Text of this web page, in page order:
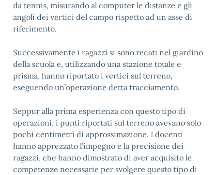
da tennis, misurando al computer le distanze e gli
angoli dei vertici del campo rispetto ad un asse di
riferimento.
Successivamente i ragazzi si sono recati nel giardino
della scuola e, utilizzando una stazione totale e
prisma, hanno riportato i vertici sul terreno,
eseguendo un’operazione detta tracciamento.
Seppur alla prima esperienza con questo tipo di
operazioni, i punti riportati sul terreno avevano solo
pochi centimetri di approssimazione. I docenti
hanno apprezzato l’impegno e la precisione dei
ragazzi, che hanno dimostrato di aver acquisito le
competenze necessarie per svolgere questo tipo di